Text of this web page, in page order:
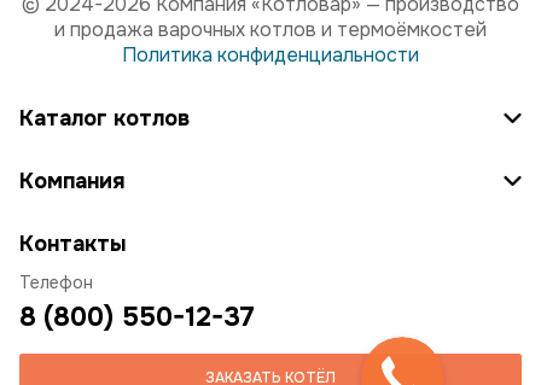
и продажа варочных котлов и термоёмкостей
Политика конфиденциальности
Каталог котлов
Компания
Контакты
Телефон
8 (800) 550-12-37
ЗАКАЗАТЬ КОТЁЛ